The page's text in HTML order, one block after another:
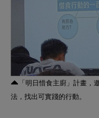
「明日惜食主廚」計畫，
法，找出可實踐的行動。